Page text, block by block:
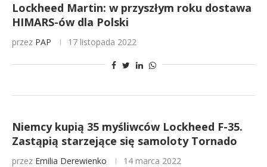
Lockheed Martin: w przyszłym roku dostawa
HIMARS-ów dla Polski
przez PAP 17 listopada 2022
Niemcy kupią 35 myśliwców Lockheed F-35.
Zastąpią starzejące się samoloty Tornado
przez Emilia Derewienko 14 marca 2022